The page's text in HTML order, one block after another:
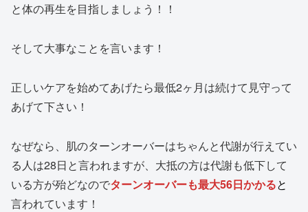
と体の再生を目指しましょう！！
そして大事なことを言います！
正しいケアを始めてあげたら最低2ヶ月は続けて見守って
あげて下さい！
なぜなら、肌のターンオーバーはちゃんと代謝が行えてい
る人は28日と言われますが、大抵の方は代謝も低下して
いる方が殆どなのでターンオーバーも最大56日かかると
言われています！